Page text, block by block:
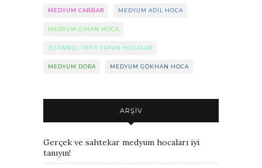
MEDYUM CABBAR MEDYUM ADIL HOCA
MEDYUM CIHAN HOCA
ISTANBUL VEFK YAPAN HOCALAR
MEDYUM DORA MEDYUM GÖKHAN HOCA
ARŞIV
Gerçek ve sahtekar medyum hocaları iyi
tanıyın!